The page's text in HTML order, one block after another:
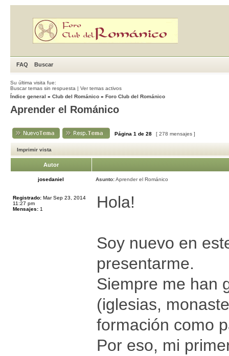
FAQ Buscar
Su última visita fue:
Buscar temas sin respuesta | Ver temas activos
Índice general » Club del Románico » Foro Club del Románico
Aprender el Románico
Página 1 de 28 [ 278 mensajes ]
Imprimir vista
Autor
josedaniel Asunto:Aprender el Románico
Registrado: Mar Sep 23, 2014
11:27 pm
Mensajes: 1 Hola!
Soy nuevo en
presentarme.
Siempre me han
(iglesias,
formación como
Por eso, mi